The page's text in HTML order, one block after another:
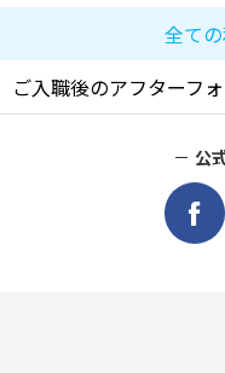
全て
ご入職後のアフターフ
公